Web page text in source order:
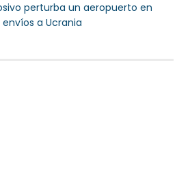
perturba un aeropuerto en
a Ucrania